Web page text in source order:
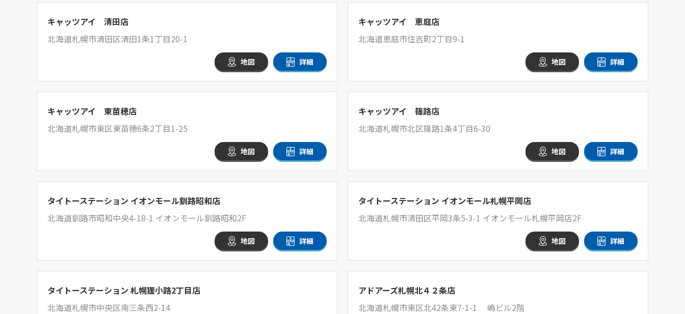
キャッツアイ 清田店
北海道札幌市清田区清田1条1丁目20-1
地図 詳細
キャッツアイ 恵庭店
北海道恵庭市住吉町2丁目9-1
地図 詳細
キャッツアイ 東苗穂店
北海道札幌市東区東苗穂6条2丁目1-25
地図 詳細
キャッツアイ 篠路店
北海道札幌市北区篠路1条4丁目6-30
地図 詳細
タイトーステーション イオンモール釧路昭和店
北海道釧路市昭和中央4-18-1 イオンモール釧路昭和2F
地図 詳細
タイトーステーション イオンモール札幌平岡店
北海道札幌市清田区平岡3条5-3-1 イオンモール札幌平岡店2F
地図 詳細
タイトーステーション 札幌狸小路2丁目店
北海道札幌市中央区南三条西2-14
アドアーズ札幌北４２条店
北海道札幌市東区北42条東7-1-1 嶋ビル2階